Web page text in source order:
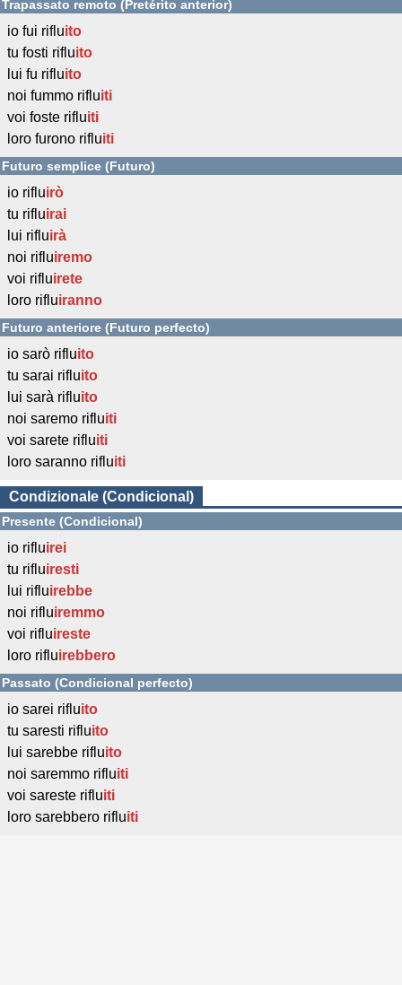
Trapassato remoto (Pretérito anterior)
io fui rifluito
tu fosti rifluito
lui fu rifluito
noi fummo rifluiti
voi foste rifluiti
loro furono rifluiti
Futuro semplice (Futuro)
io rifluirò
tu rifluirai
lui rifluirà
noi rifluiremo
voi rifluirete
loro rifluiranno
Futuro anteriore (Futuro perfecto)
io sarò rifluito
tu sarai rifluito
lui sarà rifluito
noi saremo rifluiti
voi sarete rifluiti
loro saranno rifluiti
Condizionale (Condicional)
Presente (Condicional)
io rifluirei
tu rifluiresti
lui rifluirebbe
noi rifluiremmo
voi rifluireste
loro rifluirebbero
Passato (Condicional perfecto)
io sarei rifluito
tu saresti rifluito
lui sarebbe rifluito
noi saremmo rifluiti
voi sareste rifluiti
loro sarebbero rifluiti